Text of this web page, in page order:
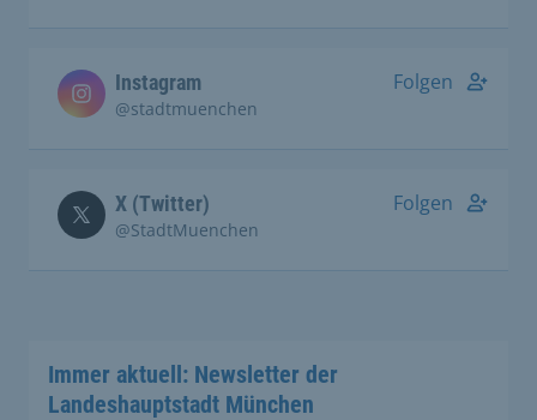
Instagram
@stadtmuenchen
Folgen
X (Twitter)
@StadtMuenchen
Folgen
Immer aktuell: Newsletter der
Landeshauptstadt München